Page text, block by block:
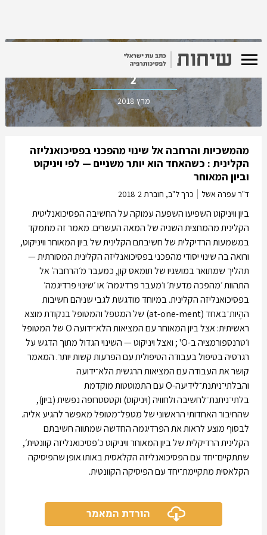
כרך ל"ב, חוברת
2
מרץ 2018
מהמשכיות והרחבה אל שינוי מהפכני בפסיכואנליזה
הקלינית : כשהאחד הוא יותר משניים — לפי ויניקוט
וביון המאוחר
ד"ר עפרה אשל כרך ל"ב, חוברת 2 2018
ביון וויניקוט השפיעו השפעה עמוקה על החשיבה הפסיכואנליטית
הקלינית מהמחצית השניה של המאה העשרים. מאמר זה מתמקד
במשמעות הרדיקלית של חשיבתם הקלינית של ביון המאוחר וויניקוט,
ורואה בה שינוי יסודי מהפכני בפסיכואנליזה הקלינית המסורתית —
תהליך שמתואר במושגיו של תומאס קון, כמעבר מ׳הרחבה׳ אל
התהוות ׳מהפכה מדעית׳ ו׳מעבר פרדיגמה׳ או ׳שינוי פרדיגמה׳
בפסיכואנליזה הקלינית. במיוחד מודגשת לגבי שניהם חשיבות
ההֶיות־באחד (at-one-ment) של המטפל והמטופל בנקודת מוצא
ראשיתית: אצל ביון המאוחר עם המציאות הלא־ידועה O של המטופל
ו׳טרנספורמציה ב-O' ; ואצל ויניקוט — השינוי הגדול מתוך הדגש על
רגרסיה בטיפול בעבודה הטיפולית עם הפרעות קשות יותר. המאמר
קושר את העבודה עם המציאות הרגשית הלא־ידועה
והבלתי־ניתנת־לידיעה-O עם התמוטטות מוקדמת
בלתי־ניתנת־לחשיבה ולחוויה (ויניקוט) וקטסטרופה נפשית (ביון),
שהחיבור האחדותי הראשוני של מטפל־מטופל מאפשר להגיע אליה.
לבסוף מוצע לראות את הפרדיגמה החדשה שמתווה חשיבתם
הקלינית הרדיקלית של ביון המאוחר וויניקוט כ׳פסיכואנליזה קוונטית׳,
שתתקיים־יחד עם הפסיכואנליזה הקלאסית באותו אופן שהפיסיקה
הקלאסית מתקיימת־יחד עם הפיסיקה הקוונטית.
הורדת המאמר